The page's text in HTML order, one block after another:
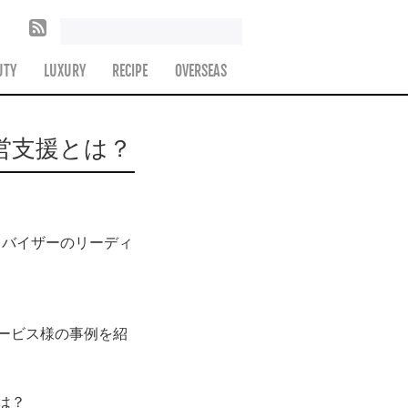
LUXURY RECIPE OVERSEAS
援とは？
イザーのリーディ
ビス様の事例を紹
？